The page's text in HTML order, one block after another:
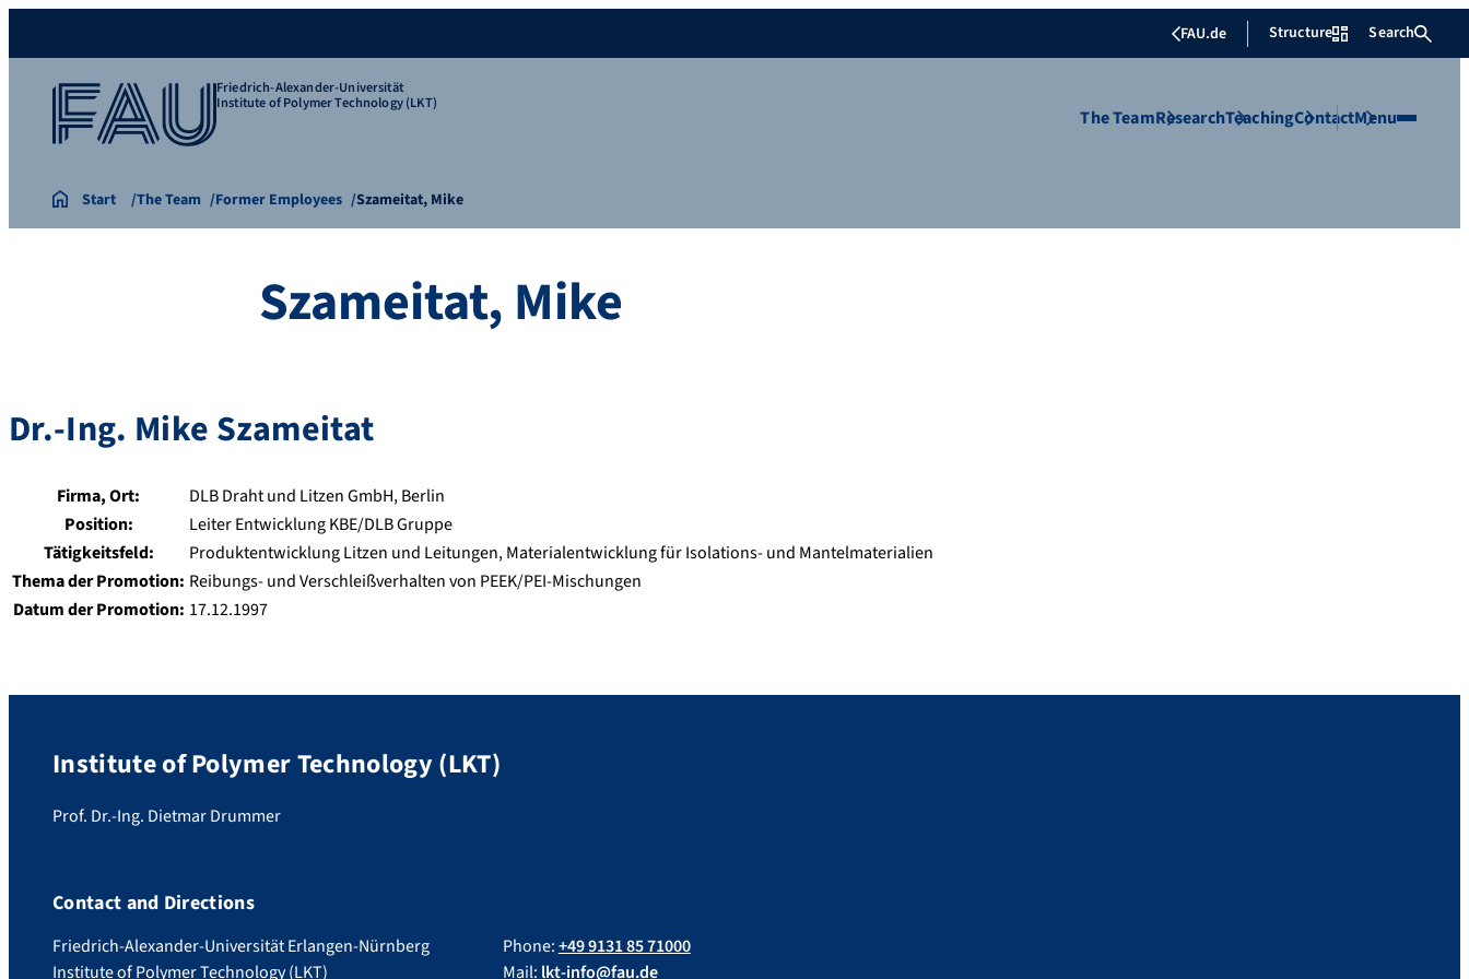
FAU.de Structure Search
Friedrich-Alexander-Universität
Institute of Polymer Technology (LKT)
The TeamResearchTeachingContactMenu
Start The Team Former Employees Szameitat, Mike
Szameitat, Mike
Dr.-Ing. MikeSzameitat
Firma, Ort:
DLB Draht und Litzen GmbH, Berlin
Position:
Leiter Entwicklung KBE/DLB Gruppe
Tätigkeitsfeld:
Produktentwicklung Litzen und Leitungen, Materialentwicklung für Isolations- und Mantelmaterialien
Thema der Promotion: Reibungs- und Verschleißverhalten von PEEK/PEI-Mischungen
Datum der Promotion: 17.12.1997
Institute of Polymer Technology (LKT)
Prof. Dr.-Ing. Dietmar Drummer
Contact and Directions
Friedrich-Alexander-Universität Erlangen-Nürnberg
Institute of Polymer Technology (LKT)
Phone:+49 9131 85 71000
Mail: lkt-info@fau.de